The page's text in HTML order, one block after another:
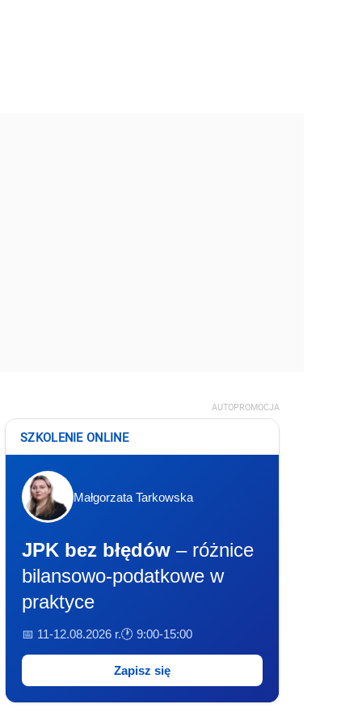
AUTOPROMOCJA
SZKOLENIE ONLINE
Małgorzata Tarkowska
JPK bez błędów – różnice
bilansowo-podatkowe w
praktyce
📅 11-12.08.2026 r.🕐 9:00-15:00
Zapisz się